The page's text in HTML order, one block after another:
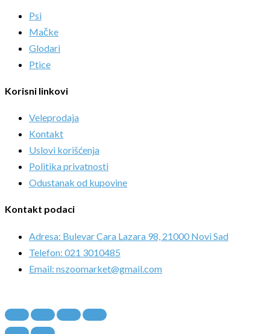
Psi
Mačke
Glodari
Ptice
Korisni linkovi
Veleprodaja
Kontakt
Uslovi korišćenja
Politika privatnosti
Odustanak od kupovine
Kontakt podaci
Adresa: Bulevar Cara Lazara 98, 21000 Novi Sad
Telefon: 021 3010485
Email: nszoomarket@gmail.com